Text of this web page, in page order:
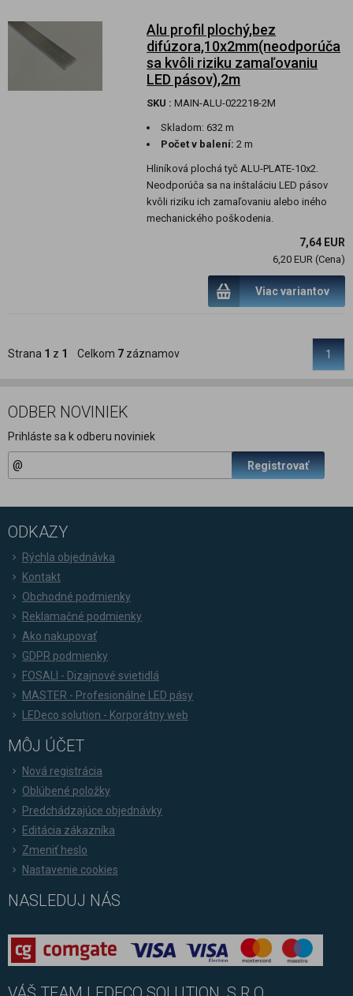
Alu profil plochý,bez
difúzora,10x2mm(neodporúča
sa kvôli riziku zamaľovaniu
LED pásov),2m
SKU : MAIN-ALU-022218-2M
Skladom:632 m
Počet v balení:2 m
Hliníková plochá tyč ALU-PLATE-10x2.
Neodporúča sa na inštaláciu LED pásov
kvôli riziku ich zamaľovaniu alebo iného
mechanického poškodenia.
7,64 EUR
6,20 EUR (Cena)
Viac variantov
Strana 1 z 1 Celkom 7 záznamov 1
ODBER NOVINIEK
Prihláste sa k odberu noviniek
Registrovať
ODKAZY
Rýchla objednávka
Kontakt
Obchodné podmienky
Reklamačné podmienky
Ako nakupovať
GDPR podmienky
FOSALI - Dizajnové svietidlá
MASTER - Profesionálne LED pásy
LEDeco solution - Korporátny web
MÔJ ÚČET
Nová registrácia
Oblúbené položky
Predchádzajúce objednávky
Editácia zákazníka
Zmeniť heslo
Nastavenie cookies
NASLEDUJ NÁS